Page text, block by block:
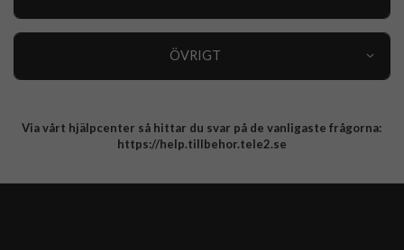
ÖVRIGT
Integritetspolicy
Via vårt hjälpcenter så hittar du svar på de vanligaste frågorna:
https://help.tillbehor.tele2.se